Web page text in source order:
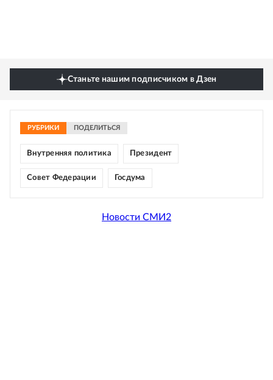
Станьте нашим подписчиком в Дзен
РУБРИКИ ПОДЕЛИТЬСЯ
Внутренняя политика Президент
Совет Федерации Госдума
Новости СМИ2